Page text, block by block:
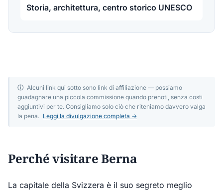
Storia, architettura, centro storico UNESCO
ⓘ Alcuni link qui sotto sono link di affiliazione — possiamo
guadagnare una piccola commissione quando prenoti, senza costi
aggiuntivi per te. Consigliamo solo ciò che riteniamo davvero valga
la pena. Leggi la divulgazione completa →
Perché visitare Berna
La capitale della Svizzera è il suo segreto meglio